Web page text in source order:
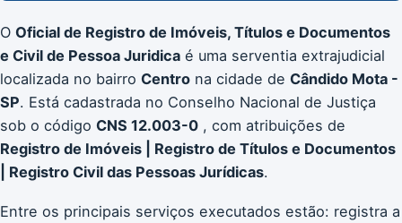
O Oficial de Registro de Imóveis, Títulos e Documentos
e Civil de Pessoa Juridica é uma serventia extrajudicial
localizada no bairro Centro na cidade de Cândido Mota -
SP. Está cadastrada no Conselho Nacional de Justiça
sob o código CNS 12.003-0 , com atribuições de
Registro de Imóveis | Registro de Títulos e Documentos
| Registro Civil das Pessoas Jurídicas.
Entre os principais serviços executados estão: registra a